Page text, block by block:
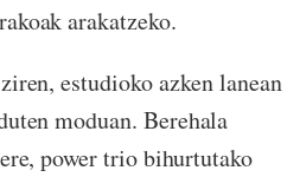
arakatzeko.
estudioko azken lanean
moduan. Berehala
power trio bihurtutako